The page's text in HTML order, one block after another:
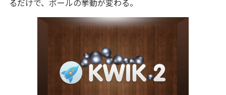
るだけで、ボールの挙動が変わる。